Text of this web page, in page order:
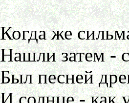
Когда же
Нашли затем -
Был песней